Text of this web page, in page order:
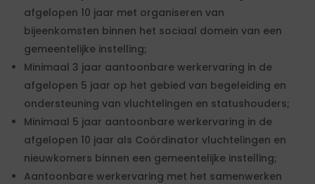
afgelopen 10 jaar met organiseren van
bijeenkomsten binnen het sociaal domein van een
gemeentelijke instelling;
Minimaal 3 jaar aantoonbare werkervaring in de
afgelopen 5 jaar op het gebied van begeleiding en
ondersteuning van vluchtelingen en statushouders;
Minimaal 5 jaar aantoonbare werkervaring in de
afgelopen 10 jaar als Coördinator vluchtelingen en
nieuwkomers binnen een gemeentelijke instelling;
Aantoonbare werkervaring met het samenwerken